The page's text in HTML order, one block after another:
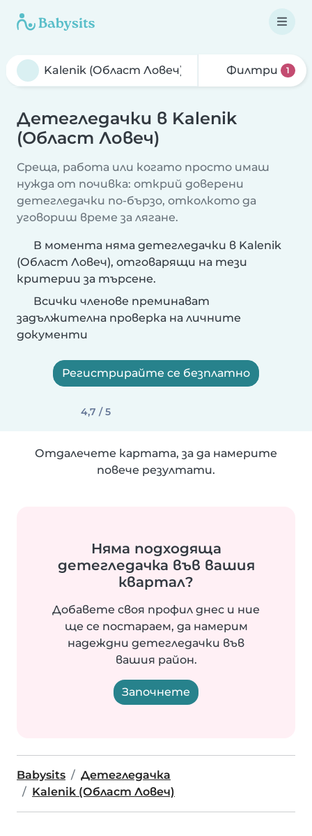
Филтри 1
Детегледачки в Kalenik
(Област Ловеч)
Среща, работа или когато просто имаш
нужда от почивка: открий доверени
детегледачки по-бързо, отколкото да
уговориш време за лягане.
В момента няма детегледачки в Kalenik
(Област Ловеч), отговарящи на тези
критерии за търсене.
Всички членове преминават
задължителна проверка на личните
документи
Регистрирайте се безплатно
4,7 / 5
Отдалечете картата, за да намерите
повече резултати.
Няма подходяща
детегледачка във вашия
квартал?
Добавете своя профил днес и ние
ще се постараем, да намерим
надеждни детегледачки във
вашия район.
Започнете
Babysits
Детегледачка
Kalenik (Област Ловеч)